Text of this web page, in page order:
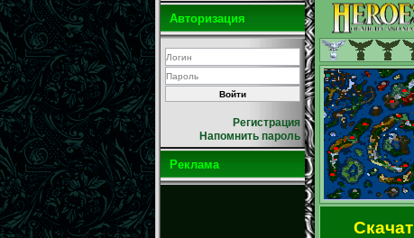
Авторизация
Регистрация
Напомнить пароль
Реклама